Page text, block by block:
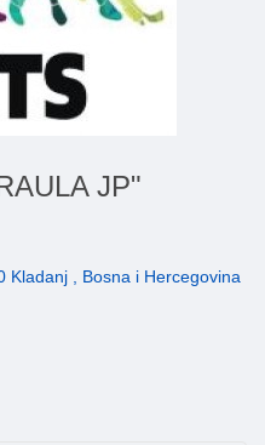
JP"
Kladanj , Bosna i Hercegovina